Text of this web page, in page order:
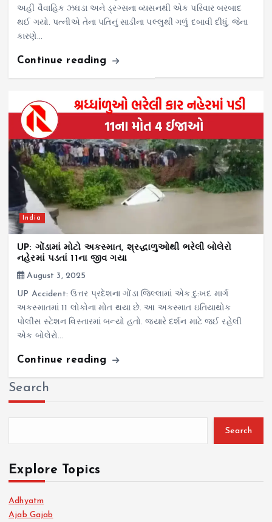
અહીં વૈવાહિક ઝઘડા અને ડ્રગ્સના વ્યસનથી એક પરિવાર બરબાદ
થઈ ગયો. પત્નીએ તેના પતિનું સાડીના પલ્લુથી ગળું દબાવી દીધું, જેના
કારણે…
Continue reading
India
UP: ગોંડામાં મોટો અકસ્માત, શ્રદ્ધાળુઓથી ભરેલી બોલેરો
નહેરમાં પડતાં 11ના જીવ ગયા
August 3, 2025
UP Accident: ઉત્તર પ્રદેશના ગોંડા જિલ્લામાં એક દુ:ખદ માર્ગ
અકસ્માતમાં 11 લોકોના મોત થયા છે. આ અકસ્માત ઇતિયાથોક
પોલીસ સ્ટેશન વિસ્તારમાં બન્યો હતો. જ્યારે દર્શન માટે જઈ રહેલી
એક બોલેરો…
Continue reading
Search
Search
Explore Topics
Adhyatm
Ajab Gajab